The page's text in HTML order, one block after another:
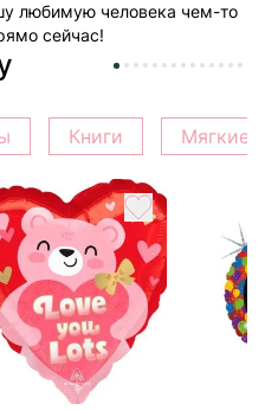
любимую человека чем-то
сейчас!
Книги Мягкие